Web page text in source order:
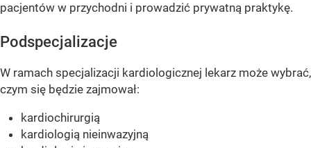
pacjentów w przychodni i prowadzić prywatną praktykę.
Podspecjalizacje
W ramach specjalizacji kardiologicznej lekarz może wybrać,
czym się będzie zajmował:
kardiochirurgią
kardiologią nieinwazyjną